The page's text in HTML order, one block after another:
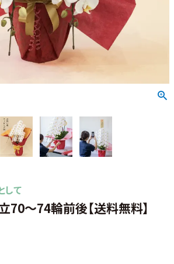
して
70～74輪前後【送料無料】